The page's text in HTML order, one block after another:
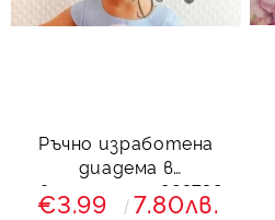
Ръчно изработена
диадема в
светлосиньо 823738
€3.99 7.80лв.